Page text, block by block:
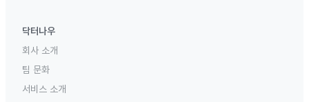
닥터나우
회사 소개
팀 문화
서비스 소개